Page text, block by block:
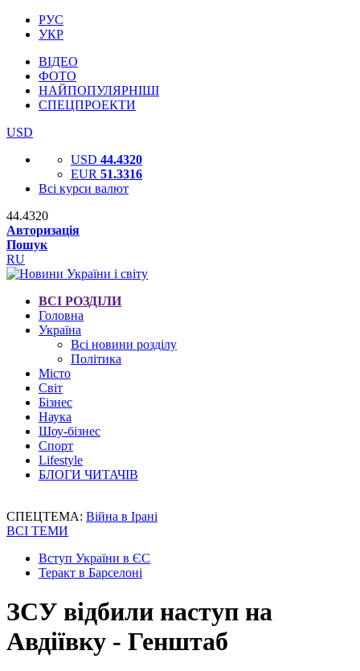
РУС
УКР
ВІДЕО
ФОТО
НАЙПОПУЛЯРНІШІ
СПЕЦПРОЕКТИ
USD
USD 44.4320
EUR 51.3316
Всі курси валют
44.4320
Авторизація
Пошук
RU
ВСІ РОЗДІЛИ
Головна
Україна
Всі новини розділу
Політика
Місто
Світ
Бізнес
Наука
Шоу-бізнес
Спорт
Lifestyle
БЛОГИ ЧИТАЧІВ
СПЕЦТЕМА: Війна в Ірані
ВСІ ТЕМИ
Вступ України в ЄС
Теракт в Барселоні
ЗСУ відбили наступ на
Авдіївку - Генштаб